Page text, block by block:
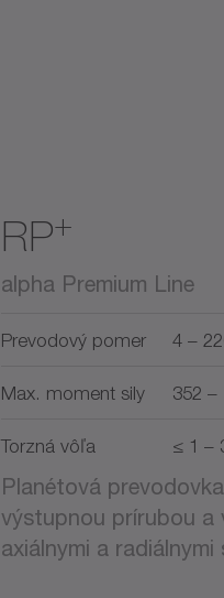
RP+
alpha Premium Line
Prevodový pomer 4 –
Max. moment sily 352 –
Torzná vôľa ≤ 1 –
Planétová
výstupnou prírubou a
axiálnymi a radiálnymi